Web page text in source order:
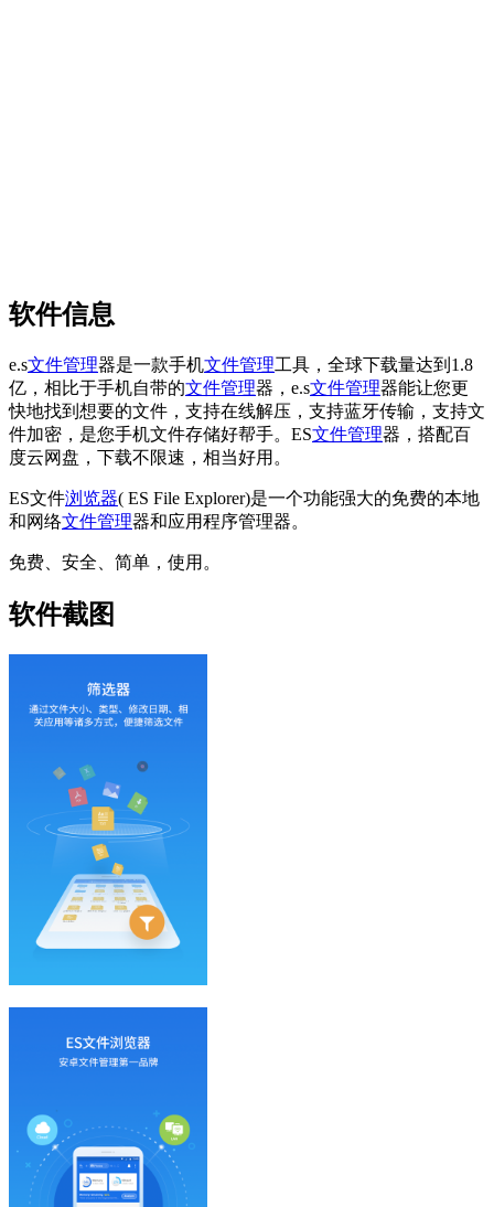
软件信息
e.s文件管理器是一款手机文件管理工具，全球下载量达到1.8
亿，相比于手机自带的文件管理器，e.s文件管理器能让您更
快地找到想要的文件，支持在线解压，支持蓝牙传输，支持文
件加密，是您手机文件存储好帮手。ES文件管理器，搭配百
度云网盘，下载不限速，相当好用。
ES文件浏览器( ES File Explorer)是一个功能强大的免费的本地
和网络文件管理器和应用程序管理器。
免费、安全、简单，使用。
软件截图